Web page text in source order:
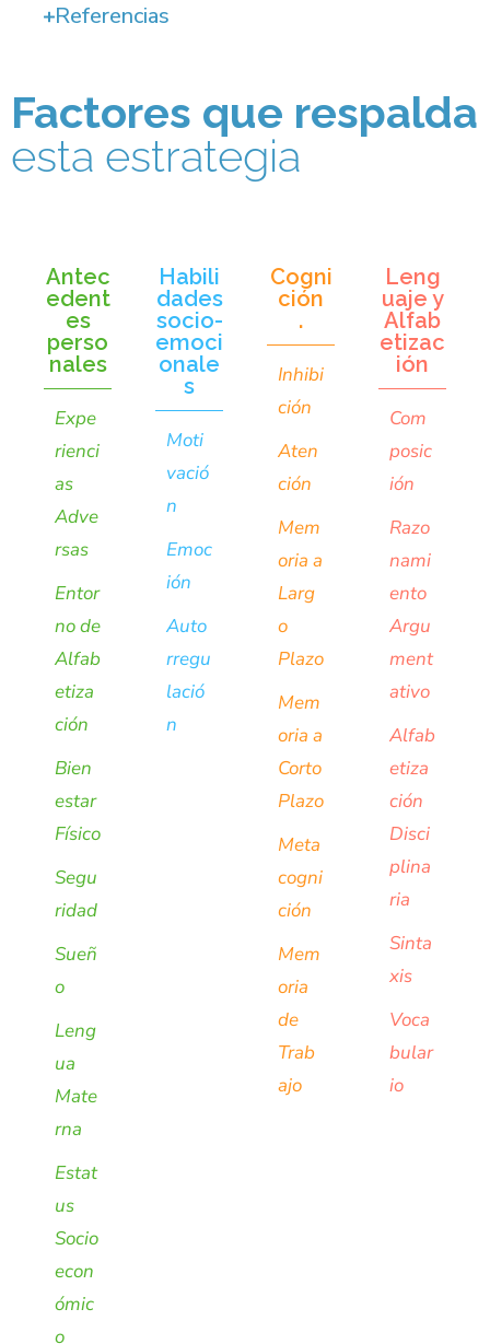
Referencias
Factores que respalda
esta estrategia
Antec
edent
es
perso
nales
Expe
rienci
as
Adve
rsas
Entor
no de
Alfab
etiza
ción
Bien
estar
Físico
Segu
ridad
Sueñ
o
Leng
ua
Mate
rna
Estat
us
Socio
econ
ómic
o
Habili
dades
socio-
emoci
onale
s
Moti
vació
n
Emoc
ión
Auto
rregu
lació
n
Cogni
ción
.
Inhibi
ción
Aten
ción
Mem
oria a
Larg
o
Plazo
Mem
oria a
Corto
Plazo
Meta
cogni
ción
Mem
oria
de
Trab
ajo
Leng
uaje y
Alfab
etizac
ión
Com
posic
ión
Razo
nami
ento
Argu
ment
ativo
Alfab
etiza
ción
Disci
plina
ria
Sinta
xis
Voca
bular
io